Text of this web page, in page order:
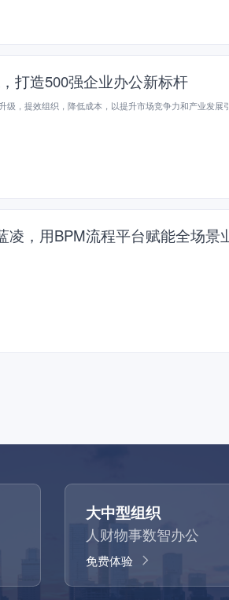
打造500强企业办公新标杆
级，提效组织，降低成本，以提升市场竞争力和产业发展
凌，用BPM流程平台赋能全场景
大中型组织
人财物事数智办公
免费体验